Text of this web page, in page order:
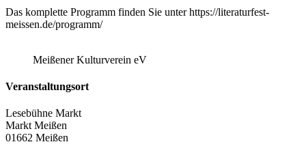
Das komplette Programm finden Sie unter https://literaturfest-
meissen.de/programm/
Meißener Kulturverein eV
Veranstaltungsort
Lesebühne Markt
Markt Meißen
01662 Meißen